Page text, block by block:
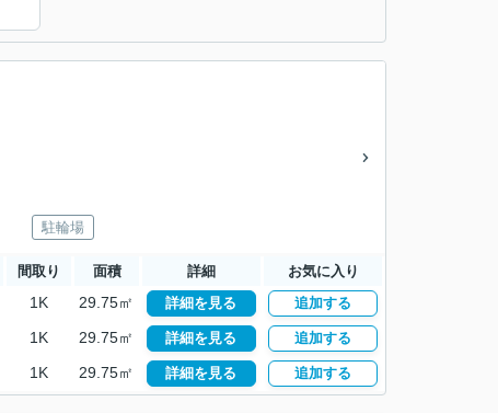
駐輪場
間取り 面積 詳細 お気に入り
1K 29.75㎡ 詳細を見る 追加する
1K 29.75㎡ 詳細を見る 追加する
1K 29.75㎡ 詳細を見る 追加する